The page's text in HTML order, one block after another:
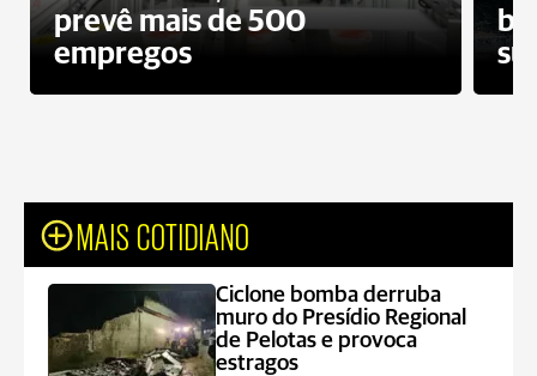
prevê mais de 500
empregos
MAIS COTIDIANO
Ciclone bomba derruba
muro do Presídio Regional
de Pelotas e provoca
estragos